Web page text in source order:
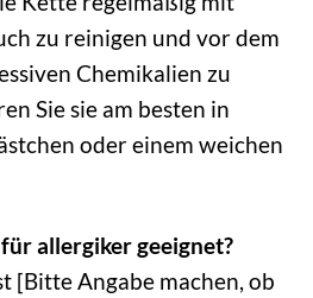
zu reinigen und vor dem
Chemikalien zu
Sie sie am besten in
oder einem weichen
allergiker geeignet?
[Bitte Angabe machen, ob